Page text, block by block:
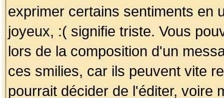
exprimer certains sentiments en
joyeux, :( signifie triste. Vous
lors de la composition d'un
ces smilies, car ils peuvent vite
pourrait décider de l'éditer, voire